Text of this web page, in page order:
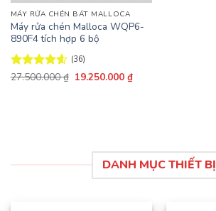
MÁY RỬA CHÉN BÁT MALLOCA
Máy rửa chén Malloca WQP6-
890F4 tích hợp 6 bộ
Được xếp
(36)
27.500.000₫ Giá
19.250.000 ₫Giá
hiện
DANH MỤC THIẾT BỊ